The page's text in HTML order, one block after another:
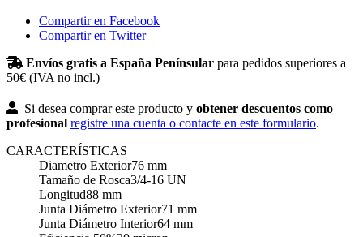
Compartir en Facebook
Compartir en Twitter
Envíos gratis a España Penínsular para pedidos superiores a
50€ (IVA no incl.)
Si desea comprar este producto y obtener descuentos como
profesional registre una cuenta o contacte en este formulario.
CARACTERÍSTICAS
Diametro Exterior76 mm
Tamaño de Rosca3/4-16 UN
Longitud88 mm
Junta Diámetro Exterior71 mm
Junta Diámetro Interior64 mm